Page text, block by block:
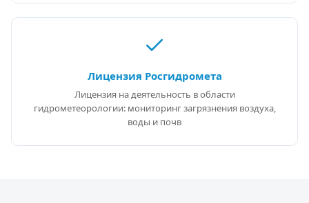
Лицензия Росгидромета
Лицензия на деятельность в области
гидрометеорологии: мониторинг загрязнения воздуха,
воды и почв